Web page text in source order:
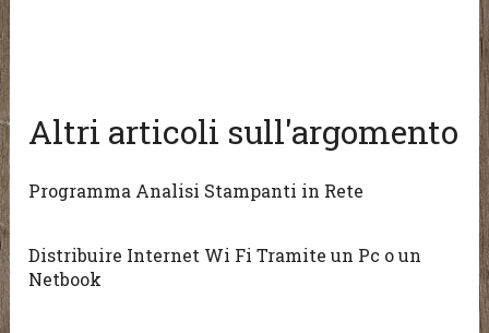
Altri articoli sull'argomento
Programma Analisi Stampanti in Rete
Distribuire Internet Wi Fi Tramite un Pc o un
Netbook